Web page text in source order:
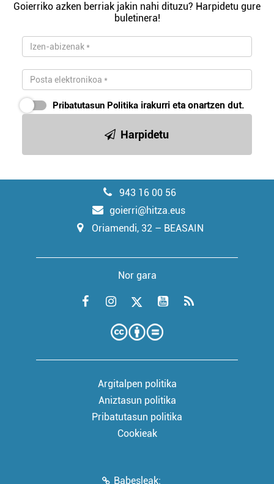
Goierriko azken berriak jakin nahi dituzu? Harpidetu gure
buletinera!
Pribatutasun Politika irakurri eta onartzen dut.
Harpidetu
943 16 00 56
goierri@hitza.eus
Oriamendi, 32 – BEASAIN
Nor gara
Argitalpen politika
Aniztasun politika
Pribatutasun politika
Cookieak
Babesleak: